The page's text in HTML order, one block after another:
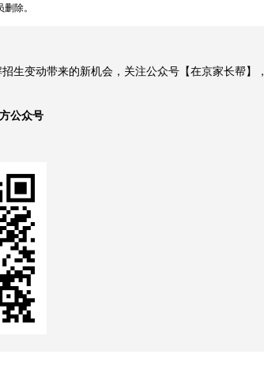
除。
变动带来的新机会，关注公众号【在京家长帮】，
公众号